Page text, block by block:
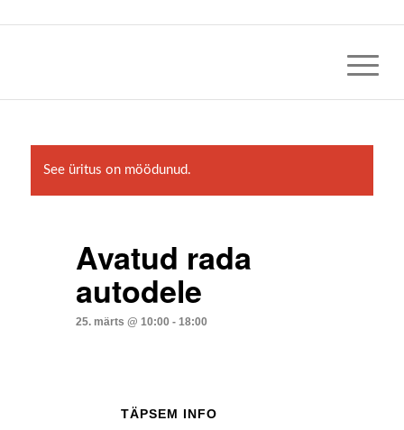
See üritus on möödunud.
Avatud rada
autodele
25. märts @ 10:00 - 18:00
TÄPSEM INFO